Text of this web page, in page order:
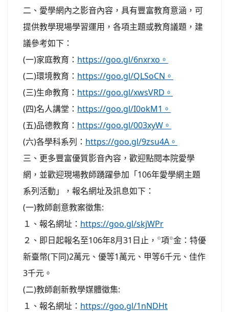
二、愛學網內之影音內容，具有豐富教育意涵，可
提供教學現場學習運用，各項主題或教育議題，建
議參考如下：
(一)家庭教育： https://goo.gl/6nxrxo。
(二)環境教育： https://goo.gl/QLSoCN。
(三)生命教育： https://goo.gl/xwsVRD。
(四)名人講堂： https://goo.gl/I0okM1。
(五)品德教育： https://goo.gl/003xyW。
(六)各學科系列： https://goo.gl/9zsu4A。
三、更多豐富優質影音內容，歡迎點閱本院愛學
網，並歡迎現場教師踴躍參加「106年愛學網主題
系列活動」，報名網址及訊息如下：
(一)教師創意教案徵集:
１、報名網址： https://goo.gl/skjWPr
２、即日起報名至106年8月31日止，項金：特優
新臺幣(下同)2萬元、優等1萬元、甲等6千元、佳作
3千元。
(二)教師創新教學媒體徵集:
１、報名網址： https://goo.gl/1nNDHt